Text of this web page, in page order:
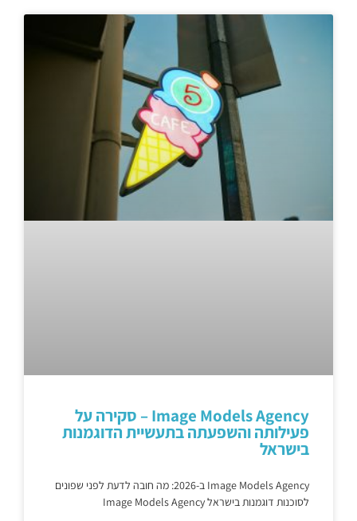
Image Models Agency – סקירה על
פעילותה והשפעתה בתעשיית הדוגמנות
בישראל
Image Models Agency ב-2026: מה חובה לדעת לפני שפונים
לסוכנות דוגמנות בישראל Image Models Agency